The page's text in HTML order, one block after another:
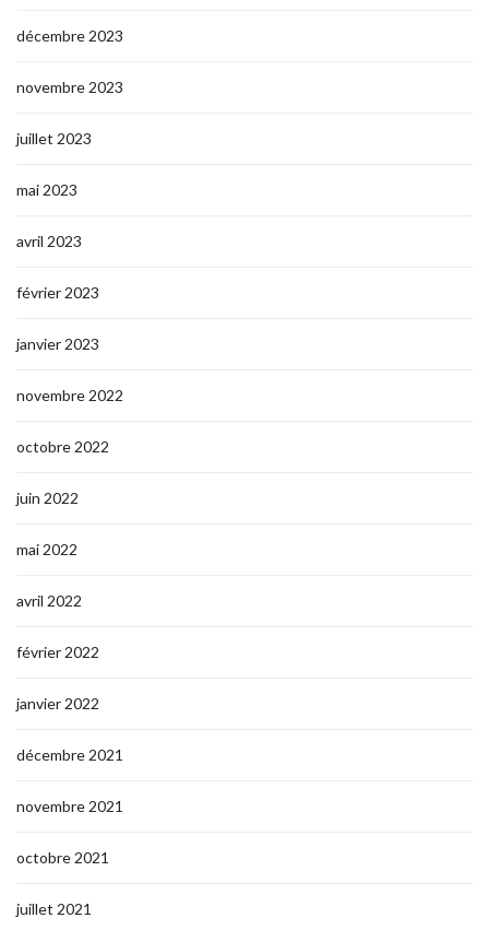
décembre 2023
novembre 2023
juillet 2023
mai 2023
avril 2023
février 2023
janvier 2023
novembre 2022
octobre 2022
juin 2022
mai 2022
avril 2022
février 2022
janvier 2022
décembre 2021
novembre 2021
octobre 2021
juillet 2021